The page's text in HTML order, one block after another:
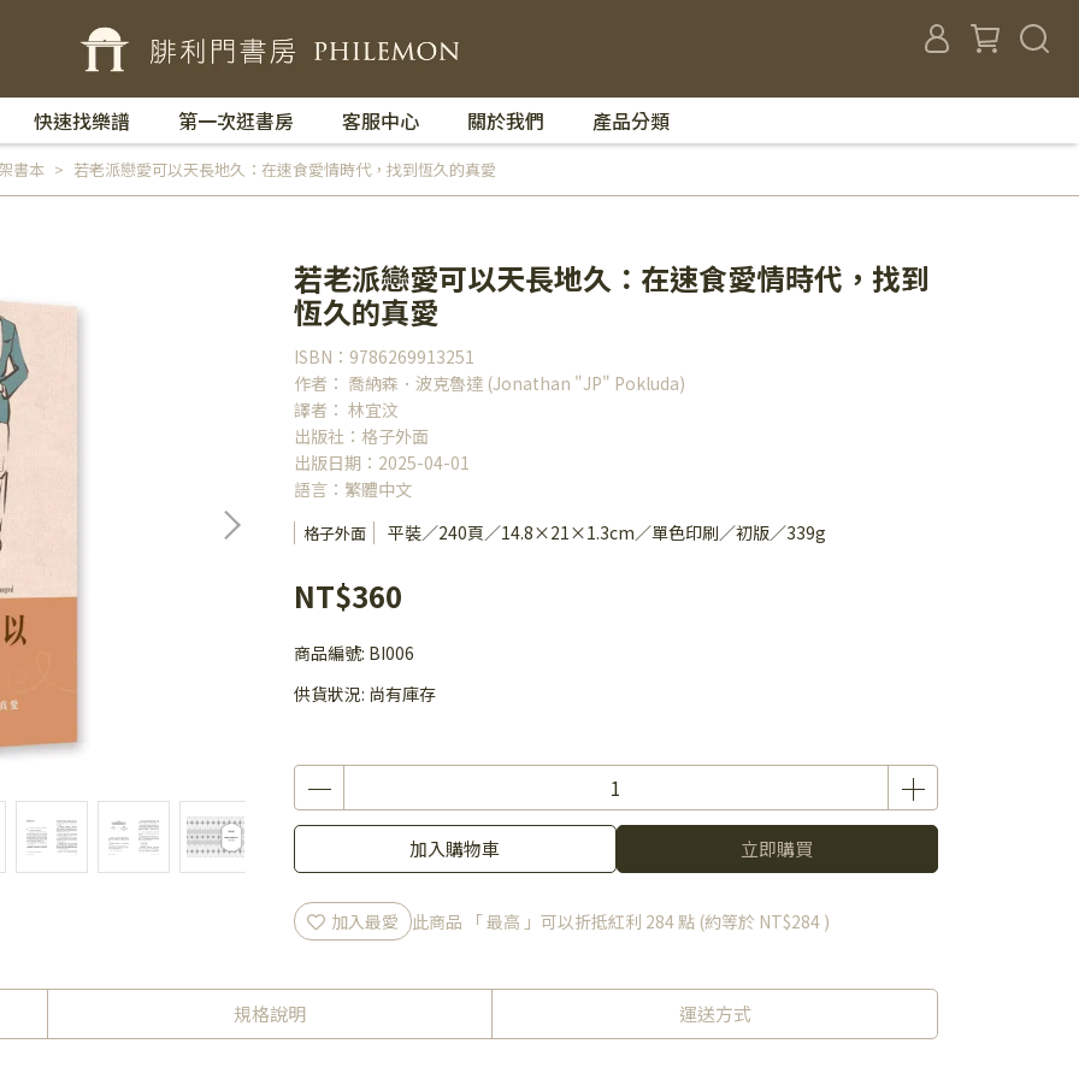
快速找樂譜 第一次逛書房 客服中心 關於我們 產品分類
書本 若老派戀愛可以天長地久：在速食愛情時代，找到恆久的真愛
若老派戀愛可以天長地久：在速食愛情時代，找到
恆久的真愛
ISBN：9786269913251
作者： 喬納森．波克魯達 (Jonathan "JP" Pokluda)
譯者： 林宜汶
出版社：格子外面
出版日期：2025-04-01
語言：繁體中文
格子外面 平裝／240頁／14.8×21×1.3cm／單色印刷／初版／339g
NT$360
商品編號: BI006
供貨狀況: 尚有庫存
加入購物車 立即購買
加入最愛 此商品 「 最高 」可以折抵紅利 284點 (約等於 NT$284 )
規格說明 運送方式